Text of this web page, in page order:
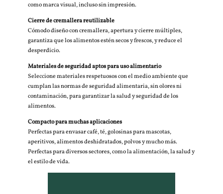
como marca visual, incluso sin impresión.
Cierre de cremallera reutilizable
Cómodo diseño con cremallera, apertura y cierre múltiples,
garantiza que los alimentos estén secos y frescos, y reduce el
desperdicio.
Materiales de seguridad aptos para uso alimentario
Seleccione materiales respetuosos con el medio ambiente que
cumplan las normas de seguridad alimentaria, sin olores ni
contaminación, para garantizar la salud y seguridad de los
alimentos.
Compacto para muchas aplicaciones
Perfectas para envasar café, té, golosinas para mascotas,
aperitivos, alimentos deshidratados, polvos y mucho más.
Perfectas para diversos sectores, como la alimentación, la salud y
el estilo de vida.